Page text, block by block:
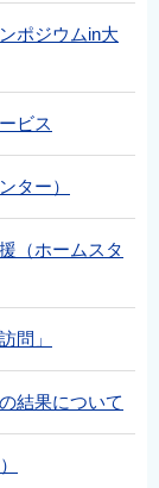
ポジウムin大
ビス
ター）
（ホームスタ
問」
結果について